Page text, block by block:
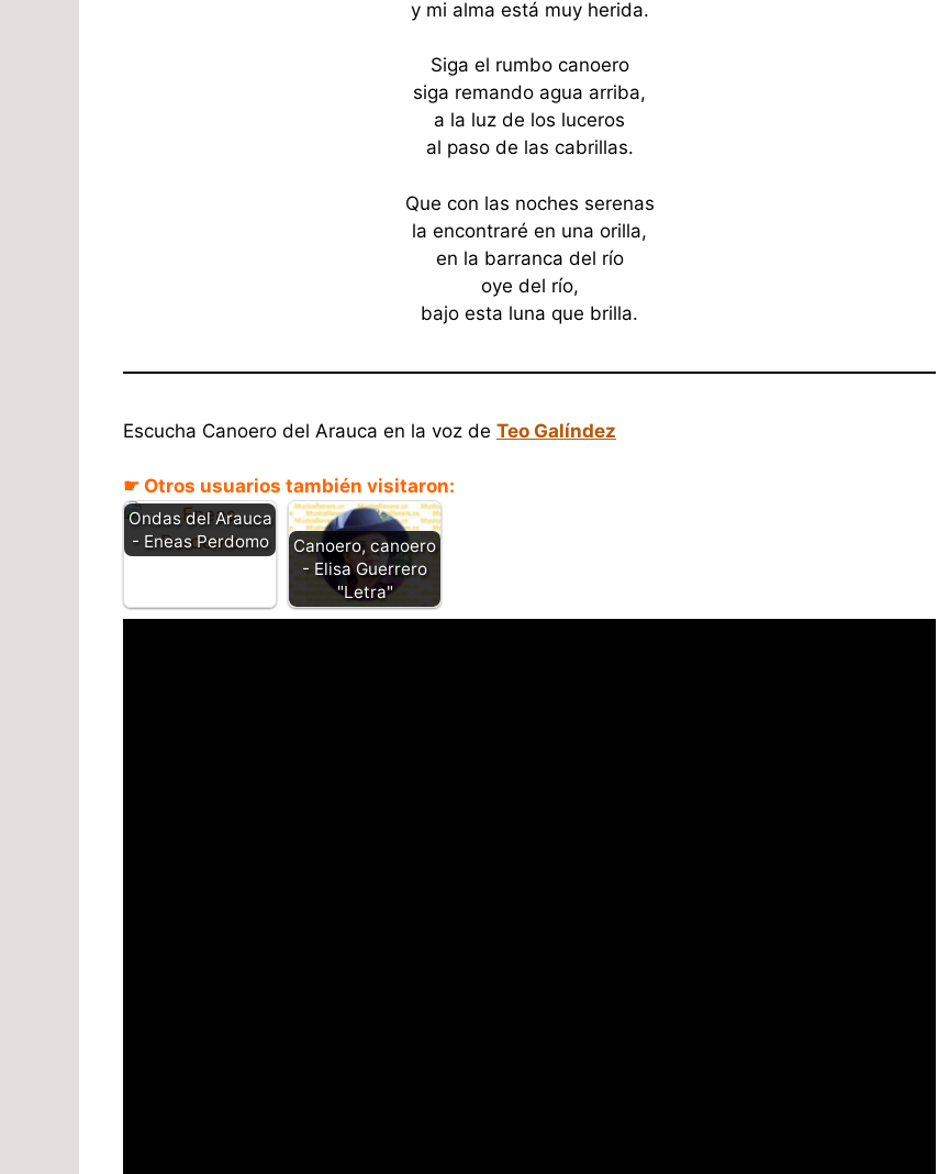
y mi alma está muy herida.
Siga el rumbo canoero
siga remando agua arriba,
a la luz de los luceros
al paso de las cabrillas.
Que con las noches serenas
la encontraré en una orilla,
en la barranca del río
oye del río,
bajo esta luna que brilla.
Escucha Canoero del Arauca en la voz de Teo Galíndez
☛ Otros usuarios también visitaron:
Ondas del Arauca
- Eneas Perdomo
Canoero, canoero
- Elisa Guerrero
"Letra"